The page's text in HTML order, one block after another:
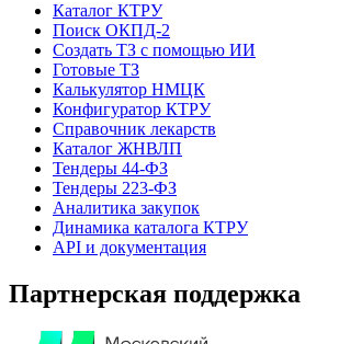
Каталог КТРУ
Поиск ОКПД-2
Создать ТЗ с помощью ИИ
Готовые ТЗ
Калькулятор НМЦК
Конфигуратор КТРУ
Справочник лекарств
Каталог ЖНВЛП
Тендеры 44-ФЗ
Тендеры 223-ФЗ
Аналитика закупок
Динамика каталога КТРУ
API и документация
Партнерская поддержка